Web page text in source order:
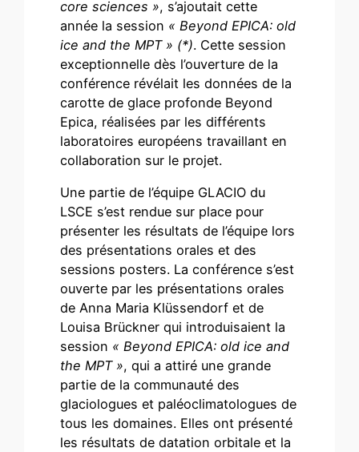
core sciences », s’ajoutait cette
année la session « Beyond EPICA: old
ice and the MPT » (*). Cette session
exceptionnelle dès l’ouverture de la
conférence révélait les données de la
carotte de glace profonde Beyond
Epica, réalisées par les différents
laboratoires européens travaillant en
collaboration sur le projet.
Une partie de l’équipe GLACIO du
LSCE s’est rendue sur place pour
présenter les résultats de l’équipe lors
des présentations orales et des
sessions posters. La conférence s’est
ouverte par les présentations orales
de Anna Maria Klüssendorf et de
Louisa Brückner qui introduisaient la
session « Beyond EPICA: old ice and
the MPT », qui a attiré une grande
partie de la communauté des
glaciologues et paléoclimatologues de
tous les domaines. Elles ont présenté
les résultats de datation orbitale et la